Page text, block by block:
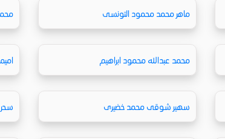
ماهر محمد محمود التونسى
محمد عبدالله محمود ابراهيم
سهير شوقى محمد خضيرى